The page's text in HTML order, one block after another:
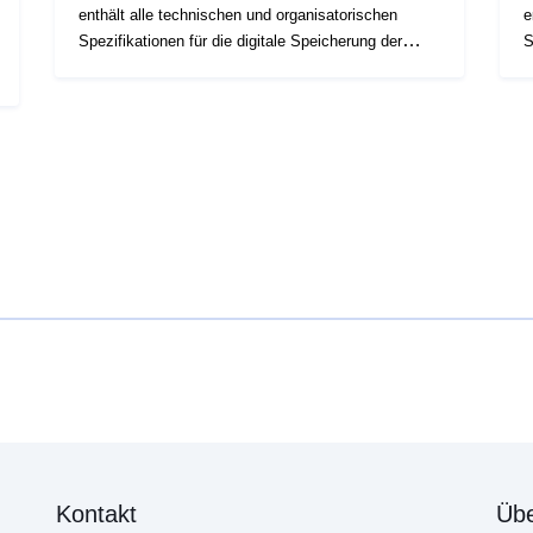
enthält alle technischen und organisatorischen
Spezifikationen für die digitale Speicherung der
Kontakt